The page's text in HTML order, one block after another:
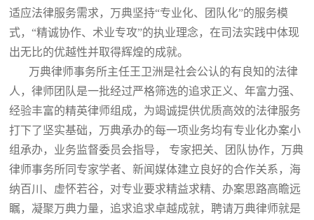
适应法律服务需求，万典坚持“专业化、团队化”的服务模
式，“精诚协作、术业专攻”的执业理念，在司法实践中体现
出无比的优越性并取得辉煌的成就。
万典律师事务所主任王卫洲是社会公认的有良知的法律
人，律师团队是一批经过严格筛选的追求正义、年富力强、
经验丰富的精英律师组成，为竭诚提供优质高效的法律服务
打下了坚实基础，万典承办的每一项业务均有专业化办案小
组承办，业务监督委员会指导， 专家把关、团队协作，万典
律师事务所同专家学者、新闻媒体建立良好的合作关系，海
纳百川、虚怀若谷，对专业要求精益求精、办案思路高瞻远
瞩，凝聚万典力量，追求追求卓越成就，聘请万典律师就是